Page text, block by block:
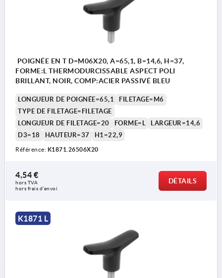
POIGNÉE EN T D=M06X20, A=65,1, B=14,6, H=37,
FORME:L THERMODURCISSABLE ASPECT POLI
BRILLANT, NOIR, COMP:ACIER PASSIVÉ BLEU
LONGUEUR DE POIGNÉE=65,1
FILETAGE=M6
TYPE DE FILETAGE=FILETAGE
LONGUEUR DE FILETAGE=20
FORME=L
LARGEUR=14,6
D3=18
HAUTEUR=37 H1=22,9
Référence: K1871.26506X20
4,54 €
hors TVA
hors frais d’envoi
DÉTAILS
K1871 L